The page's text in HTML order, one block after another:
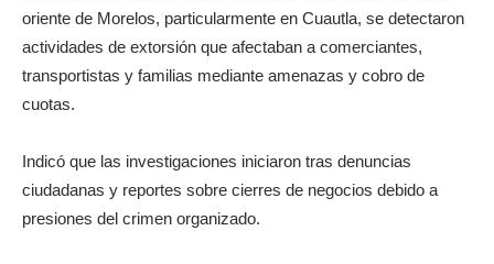
oriente de Morelos, particularmente en Cuautla, se detectaron
actividades de extorsión que afectaban a comerciantes,
transportistas y familias mediante amenazas y cobro de
cuotas.
Indicó que las investigaciones iniciaron tras denuncias
ciudadanas y reportes sobre cierres de negocios debido a
presiones del crimen organizado.